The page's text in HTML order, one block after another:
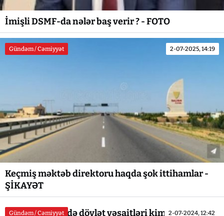
İmişli DSMF-da nələr baş verir ? - FOTO
Gündəm / Cəmiyyət 2-07-2025, 14:19
Keçmiş məktəb direktoru haqda şok ittihamlar -
ŞİKAYƏT
Gündəm / Cəmiyyət 2-07-2024, 12:42
"AZƏRENERJİ"də dövlət vəsaitləri kimlərin nə